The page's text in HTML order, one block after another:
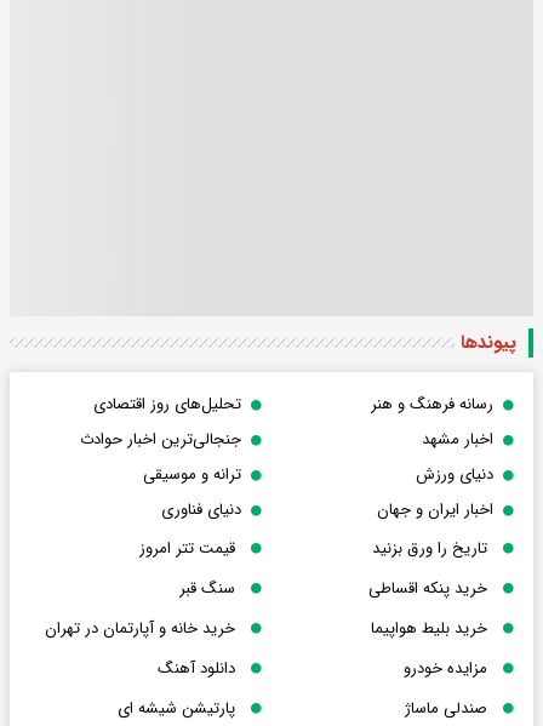
پیوندها
رسانه فرهنگ و هنر
تحلیل‌های روز اقتصادی
اخبار مشهد
جنجالی‌ترین اخبار حوادث
دنیای ورزش
ترانه و موسیقی
اخبار ایران و جهان
دنیای فناوری
تاریخ را ورق بزنید
قیمت تتر امروز
خرید پنکه اقساطی
سنگ قبر
خرید بلیط هواپیما
خرید خانه و آپارتمان در تهران
مزایده خودرو
دانلود آهنگ
صندلی ماساژ
پارتیشن شیشه ای